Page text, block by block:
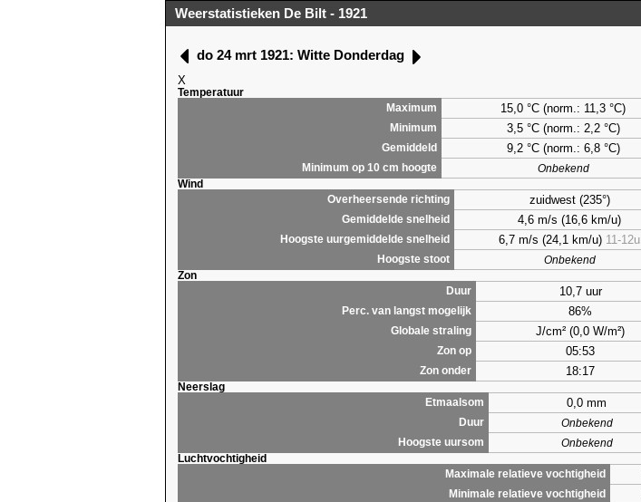
Weerstatistieken De Bilt - 1921
do 24 mrt 1921: Witte Donderdag
X
Temperatuur
Maximum
15,0 °C (norm.: 11,3 °C)
Minimum 3,5°C (norm.: 2,2 °C)
Gemiddeld 9,2°C (norm.: 6,8 °C)
Minimum op 10 cm hoogte
Onbekend
Wind
Overheersende richting
zuidwest (235°)
Gemiddelde snelheid 4,6 m/s (16,6 km/u)
Hoogste uurgemiddelde snelheid 6,7 m/s (24,1 km/u) 11-12u
Hoogste stoot
Onbekend
Zon
Duur
10,7 uur
Perc. van langst mogelijk 86%
Globale straling J/cm² (0,0 W/m²)
Zon op 05:53
Zon onder 18:17
Neerslag
Etmaalsom
0,0 mm
Duur
Onbekend
Hoogste uursom
Onbekend
Luchtvochtigheid
Maximale relatieve vochtigheid
Minimale relatieve vochtigheid